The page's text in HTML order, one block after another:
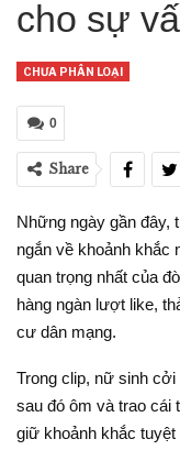
cho sự
CHƯA PHÂN LOẠI
0
Share
Những ngày gần đây,
ngắn về khoảnh khắc
quan trọng nhất của
hàng ngàn lượt like,
cư dân mạng.
Trong clip, nữ sinh
sau đó ôm và trao cái
giữ khoảnh khắc